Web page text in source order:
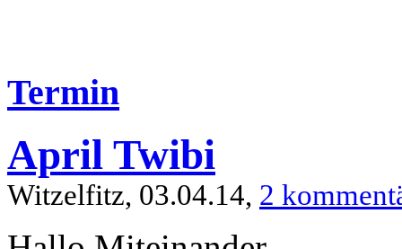
Termin
April Twibi
Witzelfitz, 03.04.14, 2